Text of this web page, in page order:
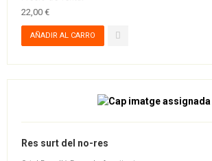
22,00 €
Res surt del no-res